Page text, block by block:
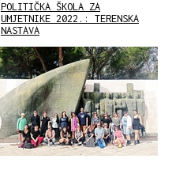
POLITIČKA ŠKOLA ZA
UMJETNIKE 2022.: TERENSKA
NASTAVA